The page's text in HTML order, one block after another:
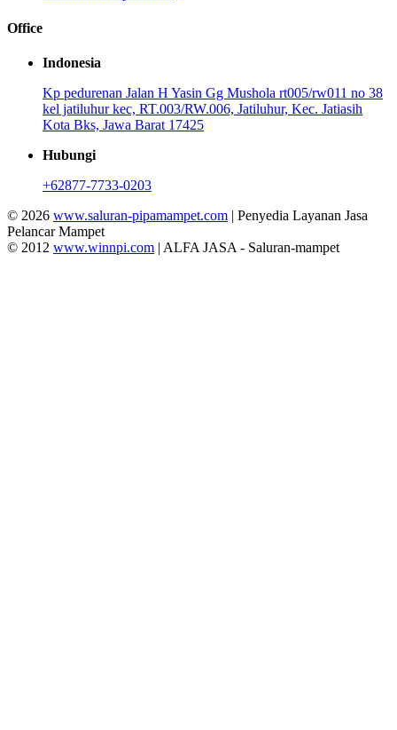
Office
Indonesia
Kp pedurenan Jalan H Yasin Gg Mushola rt005/rw011 no 38
kel jatiluhur kec, RT.003/RW.006, Jatiluhur, Kec. Jatiasih
Kota Bks, Jawa Barat 17425
Hubungi
+62877-7733-0203
© 2026 www.saluran-pipamampet.com | Penyedia Layanan Jasa
Pelancar Mampet
© 2012 www.winnpi.com | ALFA JASA - Saluran-mampet